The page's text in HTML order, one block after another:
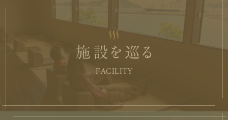
施設を巡る
FACILITY